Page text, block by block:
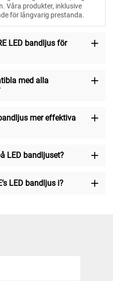
Våra produkter, inklusive
för långvarig prestanda.
LED bandljus för
med alla
mer effektiva
LED bandljuset?
LED bandljus i?